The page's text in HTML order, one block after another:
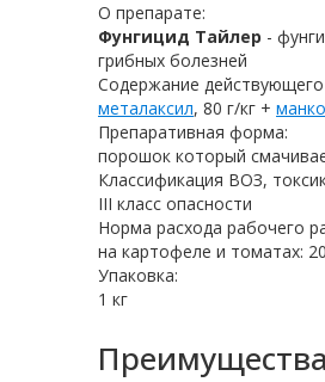
О препарате:
Фунгицид Тайлер -
грибных болезней
Содержание
металаксил, 80 г/кг +
Препаративная форма:
порошок который
Классификация ВОЗ,
III класс опасности
Норма расхода рабочего
на картофеле и томатах:
Упаковка:
1 кг